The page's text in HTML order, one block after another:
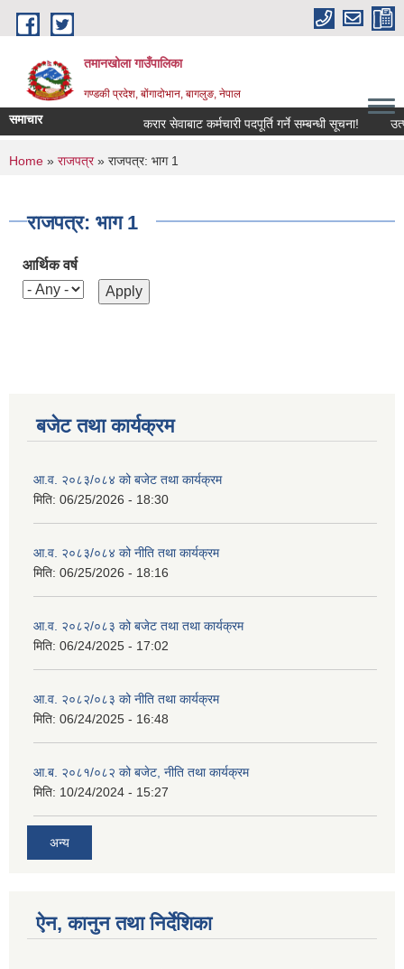
Skip to main content
तमानखोला गाउँपालिका
गण्डकी प्रदेश, बोंगादोभान, बागलुङ, नेपाल
समाचार करार सेवाबाट कर्मचारी पदपूर्ति गर्ने सम्बन्धी सूचना!
You are here
Home » राजपत्र» राजपत्र: भाग 1
राजपत्र: भाग 1
आर्थिक वर्ष
बजेट तथा कार्यक्रम
आ.व. २०८३/०८४ को बजेट तथा कार्यक्रम
मिति: 06/25/2026 - 18:30
आ.व. २०८३/०८४ को नीति तथा कार्यक्रम
मिति: 06/25/2026 - 18:16
आ.व. २०८२/०८३ को बजेट तथा तथा कार्यक्रम
मिति: 06/24/2025 - 17:02
आ.व. २०८२/०८३ को नीति तथा कार्यक्रम
मिति: 06/24/2025 - 16:48
आ.ब. २०८१/०८२ को बजेट, नीति तथा कार्यक्रम
मिति: 10/24/2024 - 15:27
अन्य
ऐन, कानुन तथा निर्देशिका